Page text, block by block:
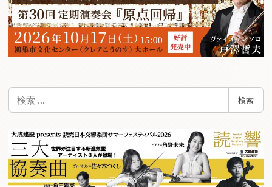
検
索
検索